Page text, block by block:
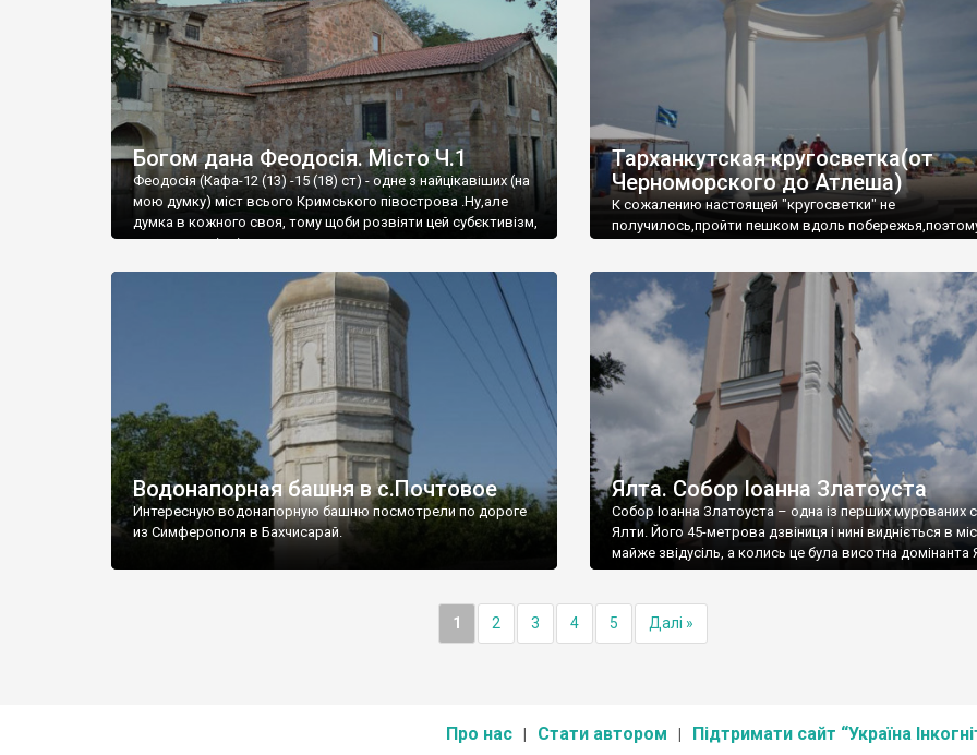
Богом дана Феодосія. Місто Ч.1
Феодосія (Кафа-12 (13) -15 (18) ст) - одне з найцікавіших (на
мою думку) міст всього Кримського півострова .Ну,але
думка в кожного своя, тому щоби розвіяти цей субєктивізм,
запрошую відвідати це
Тарханкутская кругосветка(от
Черноморского до Атлеша)
К сожалению настоящей "кругосветки" не
получилось,пройти пешком вдоль
Водонапорная башня в с.Почтовое
Интересную водонапорную башню посмотрели по дороге
из Симферополя в Бахчисарай.
Ялта. Собор Іоанна Златоуста
Собор Іоанна Златоуста – одна із перших мурованих
Ялти. Його 45-метрова дзвіниця і нині видніється в
майже звідусіль, а колись це була висотна домінанта
1 2 3 4 5 Далі »
Про нас Стати автором Підтримати сайт “Україна